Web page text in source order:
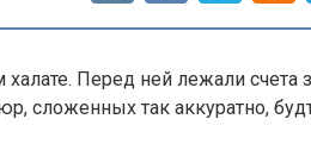
Перед ней лежали счета
сложенных так аккуратно,